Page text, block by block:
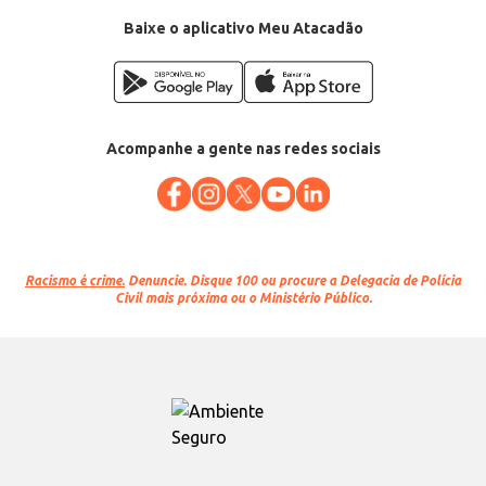
Baixe o aplicativo Meu Atacadão
Acompanhe a gente nas redes sociais
Racismo é crime. Denuncie. Disque 100 ou procure a Delegacia de Polícia
Civil mais próxima ou o Ministério Público.